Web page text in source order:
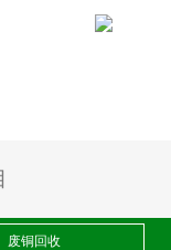
废铜回收